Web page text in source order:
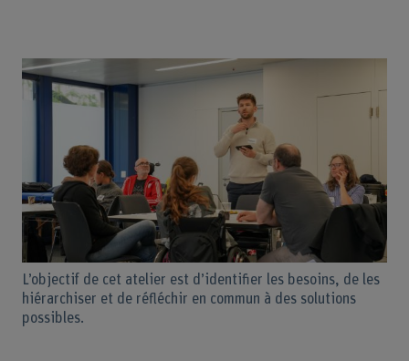
L’objectif de cet atelier est d’identifier les besoins, de les
hiérarchiser et de réfléchir en commun à des solutions
possibles.